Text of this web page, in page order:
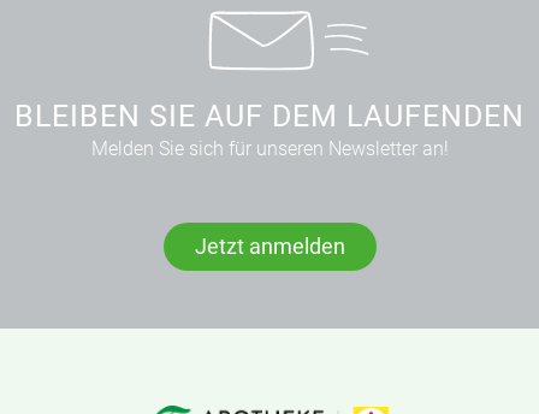
BLEIBEN SIE AUF DEM LAUFENDEN
Melden Sie sich für unseren Newsletter an!
Jetzt anmelden